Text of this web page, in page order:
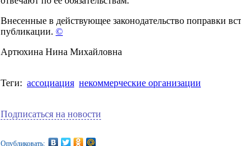
Внесенные в действующее законодательство поправки
публикации. ©
Артюхина Нина Михайловна
Теги: ассоциация некоммерческие организации
Подписаться на новости
Опубликовать: